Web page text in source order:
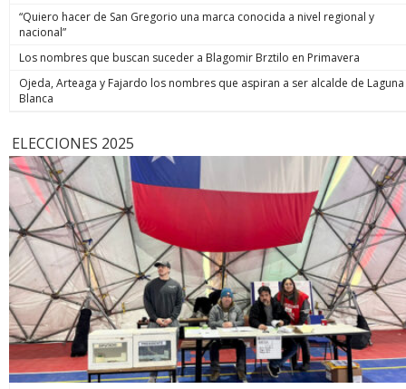
“Quiero hacer de San Gregorio una marca conocida a nivel regional y
nacional”
Los nombres que buscan suceder a Blagomir Brztilo en Primavera
Ojeda, Arteaga y Fajardo los nombres que aspiran a ser alcalde de Laguna
Blanca
ELECCIONES 2025